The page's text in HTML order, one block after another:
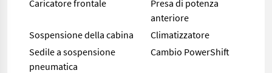
Caricatore frontale
Presa di potenza
anteriore
Sospensione della cabina
Climatizzatore
Sedile a sospensione
pneumatica
Cambio PowerShift